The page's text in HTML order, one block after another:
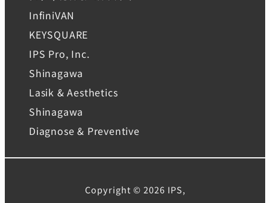
InfiniVAN
KEYSQUARE
IPS Pro, Inc.
Shinagawa
Lasik & Aesthetics
Shinagawa
Diagnose & Preventive
Copyright © 2026 IPS,